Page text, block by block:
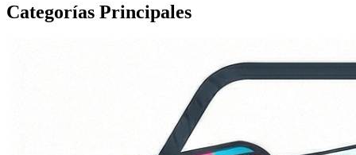
Categorías Principales